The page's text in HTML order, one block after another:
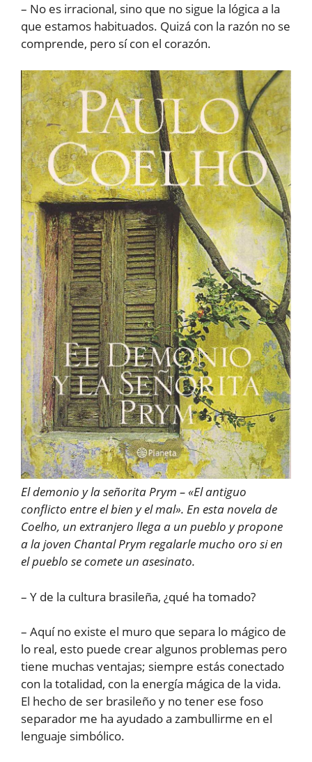
– No es irracional, sino que no sigue la lógica a la
que estamos habituados. Quizá con la razón no se
comprende, pero sí con el corazón.
El demonio y la señorita Prym – «El antiguo
conflicto entre el bien y el mal». En esta novela de
Coelho, un extranjero llega a un pueblo y propone
a la joven Chantal Prym regalarle mucho oro si en
el pueblo se comete un asesinato.
– Y de la cultura brasileña, ¿qué ha tomado?
– Aquí no existe el muro que separa lo mágico de
lo real, esto puede crear algunos problemas pero
tiene muchas ventajas; siempre estás conectado
con la totalidad, con la energía mágica de la vida.
El hecho de ser brasileño y no tener ese foso
separador me ha ayudado a zambullirme en el
lenguaje simbólico.